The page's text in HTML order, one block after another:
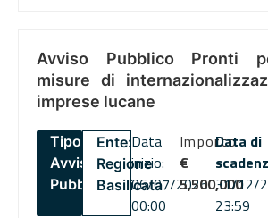
Avviso Pubblico Pronti
misure di
imprese lucane
Tipo:
Avviso
Pubblico
Ente:
Regione
Basilicata
Data
inizio:
06/07/2026
00:00
Importo
€
5,500,000
Data di
31/12/
23:59